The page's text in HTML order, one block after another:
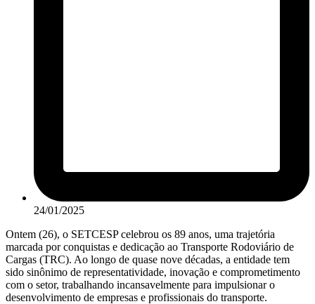
24/01/2025
Ontem (26), o SETCESP celebrou os 89 anos, uma trajetória
marcada por conquistas e dedicação ao Transporte Rodoviário de
Cargas (TRC). Ao longo de quase nove décadas, a entidade tem
sido sinônimo de representatividade, inovação e comprometimento
com o setor, trabalhando incansavelmente para impulsionar o
desenvolvimento de empresas e profissionais do transporte.